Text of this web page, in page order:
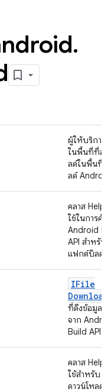
.
ผู้ให้บริการ
ในพื้นที่ที่สร้
ลด์ในพื้นที่
ลด์
คลาส
ใช้ในการค้น
Android
API สำหรับ
แฟกต์บิลด์
IFile
ที่ดึงข้อมูลไ
จาก
Build API
คลาส
ใช้สำหรับ
ดาวน์โหลดไ